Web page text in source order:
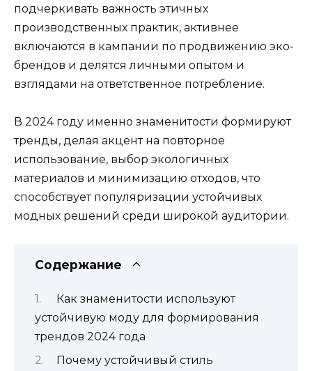
подчеркивать важность этичных
производственных практик, активнее
включаются в кампании по продвижению эко-
брендов и делятся личными опытом и
взглядами на ответственное потребление.
В 2024 году именно знаменитости формируют
тренды, делая акцент на повторное
использование, выбор экологичных
материалов и минимизацию отходов, что
способствует популяризации устойчивых
модных решений среди широкой аудитории.
Содержание
Как знаменитости используют
устойчивую моду для формирования
трендов 2024 года
Почему устойчивый стиль